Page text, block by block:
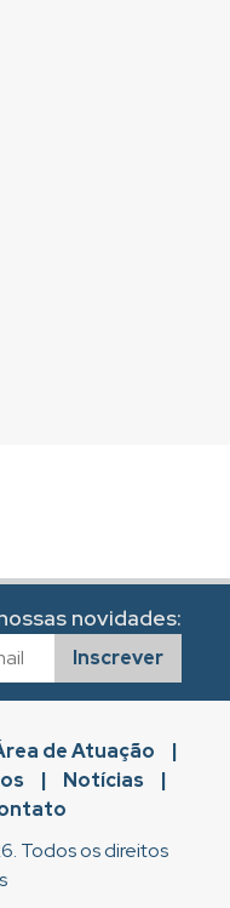
novidades:
Inscrever
de Atuação
|
| Notícias
|
Todos os direitos